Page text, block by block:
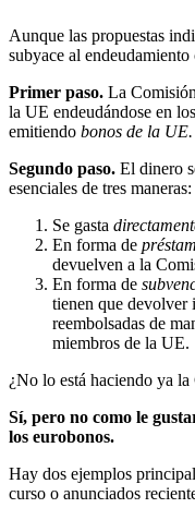
Aunque las propuestas
subyace al
Primer paso. La
la UE endeudándose en
emitiendo bonos de la UE.
Segundo paso. El dinero
esenciales de tres maneras:
Se gasta
En forma de
devuelven a la
En forma de
tienen que devolver
reembolsadas de
miembros de la UE.
¿No lo está haciendo ya
Sí, pero no como le
los eurobonos.
Hay dos ejemplos
curso o anunciados